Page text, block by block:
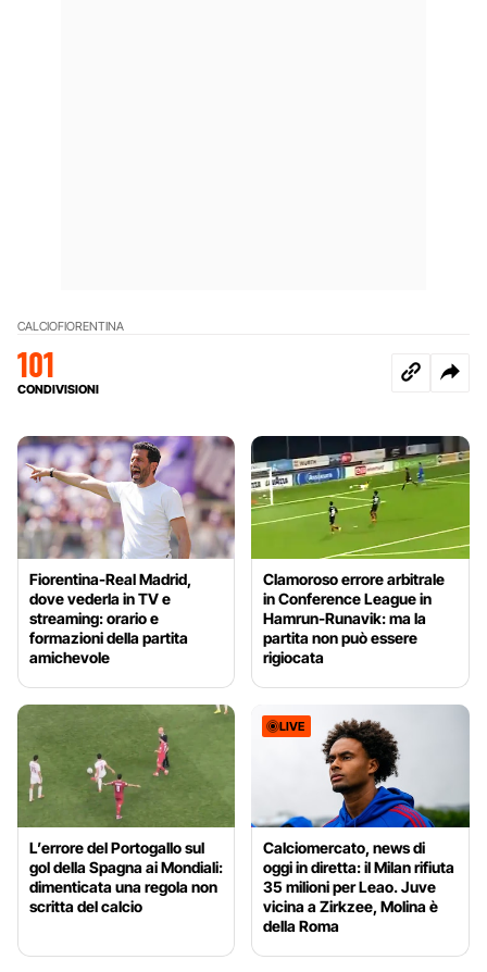
CALCIOFIORENTINA
101
CONDIVISIONI
Fiorentina-Real Madrid,
dove vederla in TV e
streaming: orario e
formazioni della partita
amichevole
Clamoroso errore arbitrale
in Conference League in
Hamrun-Runavik: ma la
partita non può essere
rigiocata
L’errore del Portogallo sul
gol della Spagna ai Mondiali:
dimenticata una regola non
scritta del calcio
LIVE
Calciomercato, news di
oggi in diretta: il Milan rifiuta
35 milioni per Leao. Juve
vicina a Zirkzee, Molina è
della Roma